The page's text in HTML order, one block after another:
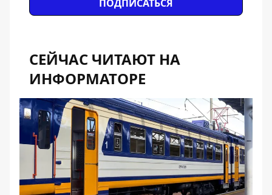
ПОДПИСАТЬСЯ
СЕЙЧАС ЧИТАЮТ НА
ИНФОРМАТОРЕ